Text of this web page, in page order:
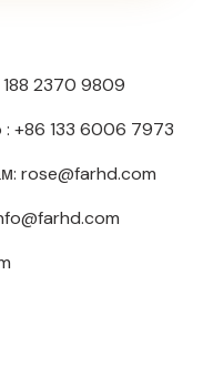
2370 9809
+86 133 6006 7973
rose@farhd.com